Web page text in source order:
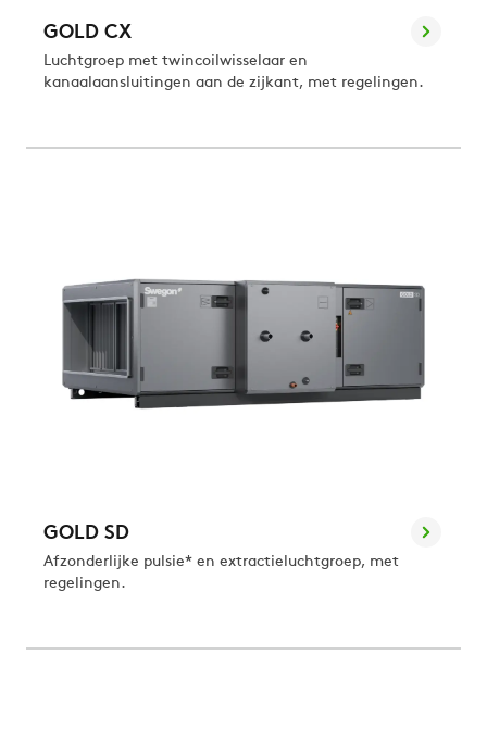
GOLD CX
Luchtgroep met twincoilwisselaar en
kanaalaansluitingen aan de zijkant, met regelingen.
GOLD SD
Afzonderlijke pulsie* en extractieluchtgroep, met
regelingen.